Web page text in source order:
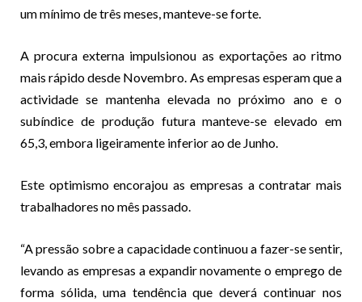
um mínimo de três meses, manteve-se forte.
A procura externa impulsionou as exportações ao ritmo
mais rápido desde Novembro. As empresas esperam que a
actividade se mantenha elevada no próximo ano e o
subíndice de produção futura manteve-se elevado em
65,3, embora ligeiramente inferior ao de Junho.
Este optimismo encorajou as empresas a contratar mais
trabalhadores no mês passado.
“A pressão sobre a capacidade continuou a fazer-se sentir,
levando as empresas a expandir novamente o emprego de
forma sólida, uma tendência que deverá continuar nos